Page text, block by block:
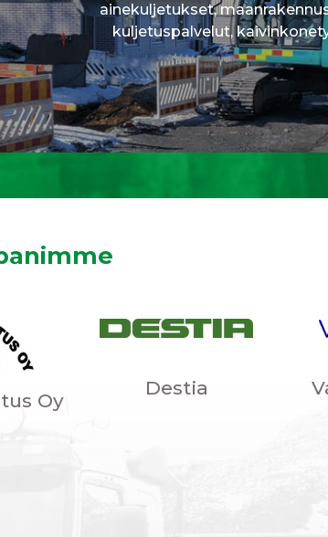
ainekuljetukset,
kuljetuspalvelut,
Oy
Destia